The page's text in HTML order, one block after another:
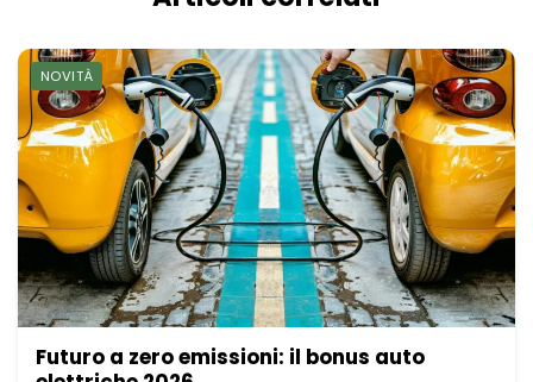
NOVITÀ
Futuro a zero emissioni: il bonus auto